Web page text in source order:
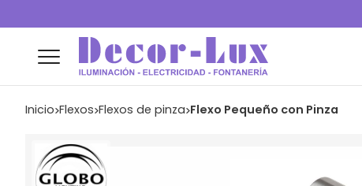
Inicio flexos flexos de pinza Flexo Pequeño con Pinza